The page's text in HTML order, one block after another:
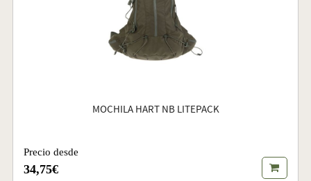
MOCHILA HART NB LITEPACK
Precio desde
34,75€